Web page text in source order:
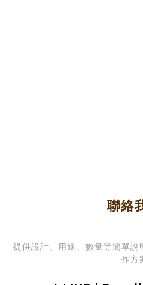
聯絡
提供設計、用途、數量等簡單
作方